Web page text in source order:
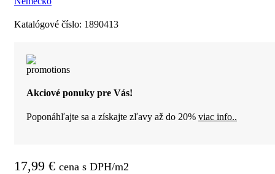
Katalógové číslo: 1890413
Akciové ponuky pre Vás!
Poponáhľajte sa a získajte zľavy až do 20% viac info..
17,99 € cena s DPH/m2